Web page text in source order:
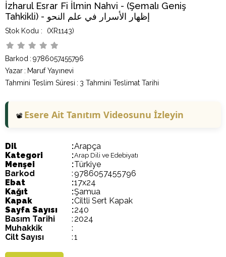
İzharul Esrar Fi İlmin Nahvi - (Şemalı Geniş
Tahkikli) - إظهار الأسرار في علم النحو
(XR1143)
Barkod : 9786057455796
Yazar : Maruf Yayınevi
Tahmini Teslim Süresi : 3 Tahmini Teslimat Tarihi
📽️ Esere Ait Tanıtım Videosunu İzleyin
Dil :Arapça
Kategori
:Arap Dili ve Edebiyatı
Menşei :Türkiye
Barkod
:9786057455796
Ebat
:17x24
Kağıt
:Şamua
Kapak
:Ciltli Sert Kapak
Sayfa Sayısı
:240
Basım Tarihi
: 2024
Muhakkik
:
Cilt Sayısı
:1